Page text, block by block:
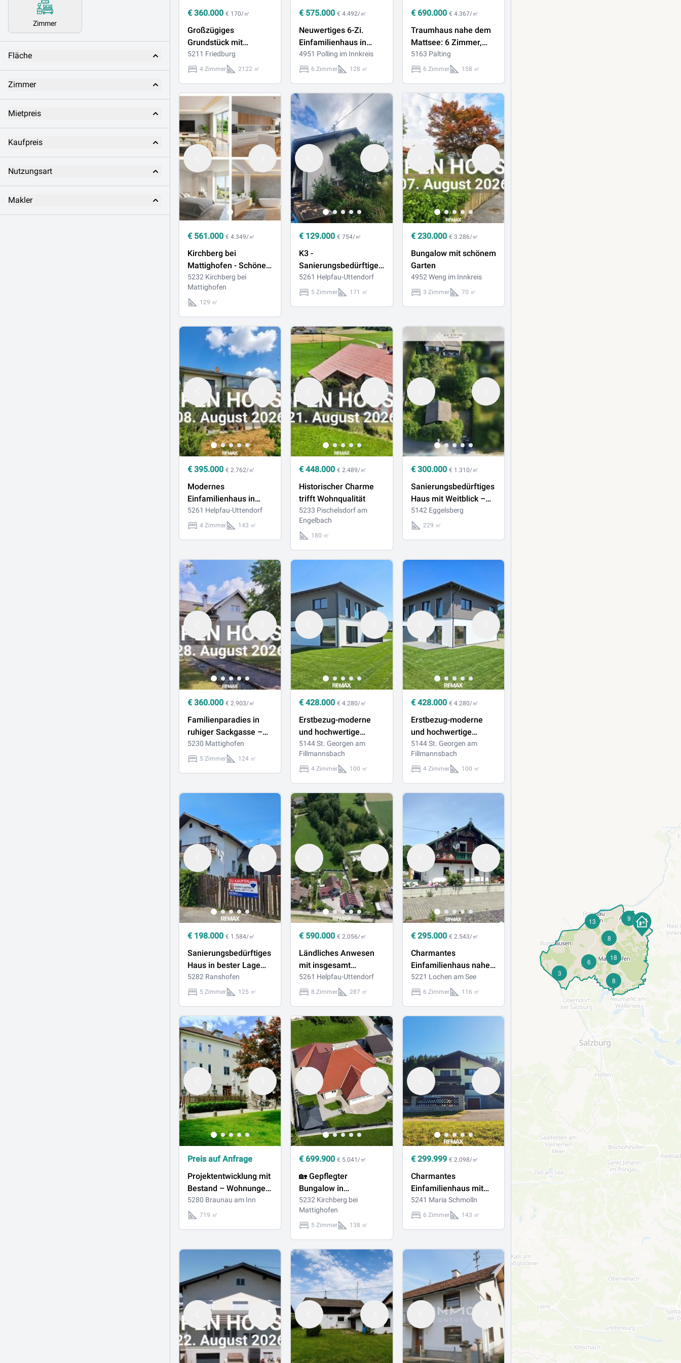
Zimmer
Fläche
Zimmer
Mietpreis
Kaufpreis
Nutzungsart
Makler
€ 360.000 € 170/㎡
Großzügiges
Grundstück mit
Altbestand in sonniger
Südwestlage
5211 Friedburg
4 Zimmer 2122 ㎡
€ 575.000 € 4.492/㎡
Neuwertiges 6-Zi.
Einfamilienhaus in
Polling, Terrasse 5
Stellplätze
4951 Polling im Innkreis
6 Zimmer 128 ㎡
€ 690.000 € 4.367/㎡
Traumhaus nahe dem
Mattsee: 6 Zimmer,
Wintergarten, Carport
– Ihr neues Zuhause
5163 Palting
6 Zimmer 158 ㎡
€ 561.000 € 4.349/㎡
Kirchberg bei
Mattighofen - Schönes
Musterhaus in
Holzriegelbauweise
mit Grundstück nahe
Mattsee
5232 Kirchberg bei
Mattighofen
129 ㎡
€ 129.000 € 754/㎡
K3 -
Sanierungsbedürftiges
Ein- Zweifamilienhaus
mit großem
5261 Helpfau-Uttendorf
5 Zimmer 171 ㎡
€ 230.000 € 3.286/㎡
Bungalow mit schönem
Garten
4952 Weng im Innkreis
3 Zimmer 70 ㎡
€ 395.000 € 2.762/㎡
Modernes
Einfamilienhaus in
Helpfau-Uttendorf mit
Naturgarten und
5261 Helpfau-Uttendorf
4 Zimmer 143 ㎡
€448.000 € 2.489/㎡
Historischer Charme
trifft Wohnqualität
5233 Pischelsdorf am
Engelbach
180 ㎡
€ 300.000 € 1.310/㎡
Sanierungsbedürftiges
Haus mit Weitblick –
1.547 m² Privatsphäre
mit
5142 Eggelsberg
229 ㎡
€ 360.000 € 2.903/㎡
Familienparadies in
ruhiger Sackgasse –
Einfamilienhaus mit
großem Garten &
5230 Mattighofen
5 Zimmer 124 ㎡
€428.000 € 4.280/㎡
Erstbezug-moderne
und hochwertige
Doppelhaushälfte in
St.Georgen am
Fillmannsbach
5144 St. Georgen am
Fillmannsbach
4 Zimmer 100 ㎡
€ 428.000 € 4.280/㎡
Erstbezug-moderne
und hochwertige
Doppelhaushälfte in
St.Georgen am
Fillmannsbach
5144 St. Georgen am
Fillmannsbach
4 Zimmer 100 ㎡
€ 198.000 € 1.584/㎡
Sanierungsbedürftiges
Haus in bester Lage
von Ranshofen bei
Braunau
5282 Ranshofen
5 Zimmer 125 ㎡
€ 590.000 € 2.056/㎡
Ländliches Anwesen
mit insgesamt
ca.14.000 m² Grund
5261 Helpfau-Uttendorf
8 Zimmer 287 ㎡
€ 295.000 € 2.543/㎡
Charmantes
Einfamilienhaus nahe
Mattsee
5221 Lochen am See
6 Zimmer 116 ㎡
Preis auf Anfrage
Projektentwicklung mit
Bestand – Wohnungen,
Apartments oder
betreutes Wohnen!
5280 Braunau am Inn
719 ㎡
€ 699.900 € 5.041/㎡
🏡 Gepflegter
Bungalow in
traumhafter Lage –
Wohnen mit Komfort &
Weitblick 🌄
5232 Kirchberg bei
Mattighofen
5 Zimmer 138 ㎡
€ 299.999 € 2.098/㎡
Charmantes
Einfamilienhaus mit
großem Garten und
viel Potenzial
5241 Maria Schmolln
6 Zimmer 143 ㎡
3
8
13
6
9
18
8